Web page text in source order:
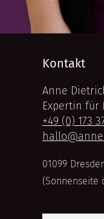
Kontakt
Anne
Expertin für
+49 (0) 173
01099
(Sonnenseite